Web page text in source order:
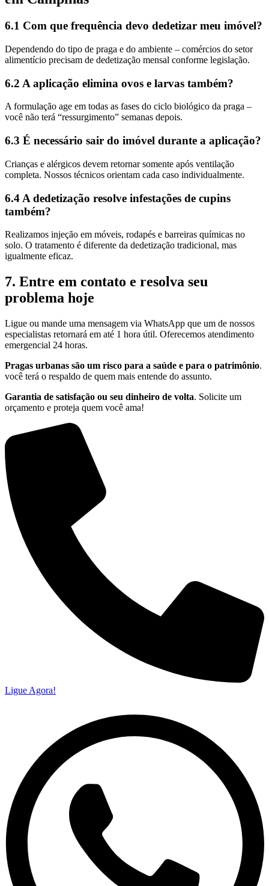
6.1 Com que frequência devo dedetizar meu imóvel?
Dependendo do tipo de praga e do ambiente – comércios do setor
alimentício precisam de dedetização mensal conforme legislação.
6.2 A aplicação elimina ovos e larvas também?
A formulação age em todas as fases do ciclo biológico da praga –
você não terá “ressurgimento” semanas depois.
6.3 É necessário sair do imóvel durante a aplicação?
Crianças e alérgicos devem retornar somente após ventilação
completa. Nossos técnicos orientam cada caso individualmente.
6.4 A dedetização resolve infestações de cupins
também?
Realizamos injeção em móveis, rodapés e barreiras químicas no
solo. O tratamento é diferente da dedetização tradicional, mas
igualmente eficaz.
7. Entre em contato e resolva seu
problema hoje
Ligue ou mande uma mensagem via WhatsApp que um de nossos
especialistas retornará em até 1 hora útil. Oferecemos atendimento
emergencial 24 horas.
Pragas urbanas são um risco para a saúde e para o patrimônio.
você terá o respaldo de quem mais entende do assunto.
Garantia de satisfação ou seu dinheiro de volta. Solicite um
orçamento e proteja quem você ama!
Ligue Agora!